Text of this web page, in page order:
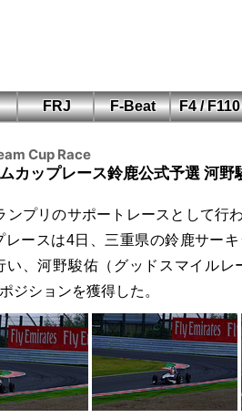
FRJ F-Beat
F4 / F110
Cup Race
カップレース鈴鹿公式予選 河野
プリのサポートレースとして行
レースは4日、三重県の鈴鹿サー
い、河野駿佑（グッドスマイルレ
ジションを獲得した。